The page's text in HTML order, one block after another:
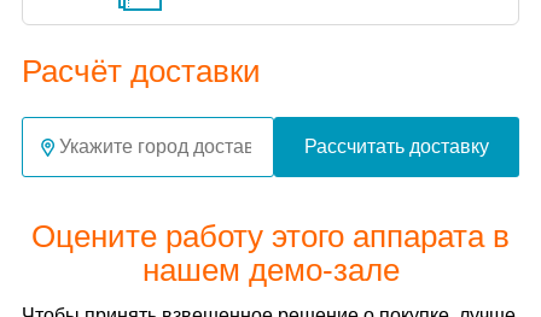
Расчёт доставки
Рассчитать доставку
Оцените работу этого аппарата в
нашем демо-зале